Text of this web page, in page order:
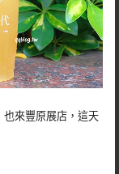
也來豐原展店，這天